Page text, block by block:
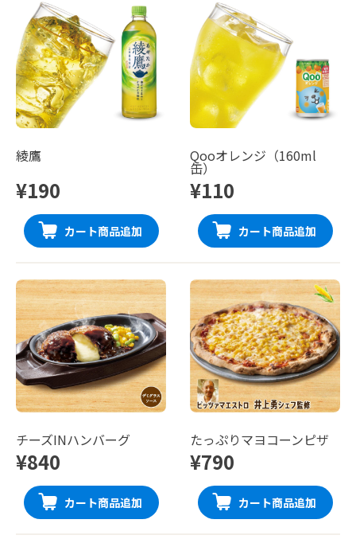
綾鷹
¥190
カート商品追加
Qooオレンジ（160ml
缶）
¥110
カート商品追加
チーズINハンバーグ
¥840
カート商品追加
たっぷりマヨコーンピザ
¥790
カート商品追加